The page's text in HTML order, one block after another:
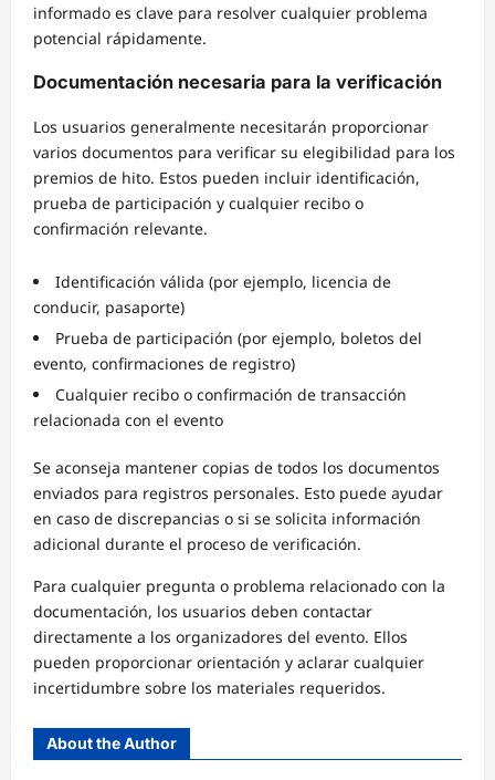
informado es clave para resolver cualquier problema
potencial rápidamente.
Documentación necesaria para la verificación
Los usuarios generalmente necesitarán proporcionar
varios documentos para verificar su elegibilidad para los
premios de hito. Estos pueden incluir identificación,
prueba de participación y cualquier recibo o
confirmación relevante.
Identificación válida (por ejemplo, licencia de
conducir, pasaporte)
Prueba de participación (por ejemplo, boletos del
evento, confirmaciones de registro)
Cualquier recibo o confirmación de transacción
relacionada con el evento
Se aconseja mantener copias de todos los documentos
enviados para registros personales. Esto puede ayudar
en caso de discrepancias o si se solicita información
adicional durante el proceso de verificación.
Para cualquier pregunta o problema relacionado con la
documentación, los usuarios deben contactar
directamente a los organizadores del evento. Ellos
pueden proporcionar orientación y aclarar cualquier
incertidumbre sobre los materiales requeridos.
About the Author